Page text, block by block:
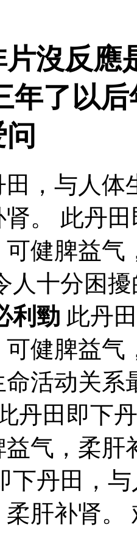
沒反應
年了以
，与人
。 此丹
可健脾益气
人十分困
利勁 此丹
可健脾益
命活动关
丹田即下
益气，柔肝
下丹田，
肝补肾。